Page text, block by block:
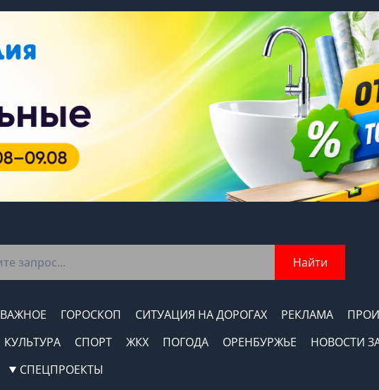
Найти
ВАЖНОЕ ГОРОСКОП СИТУАЦИЯ НА ДОРОГАХ РЕКЛАМА
КУЛЬТУРА СПОРТ ЖКХ ПОГОДА ОРЕНБУРЖЬЕ
НОВОСТИ
СПЕЦПРОЕКТЫ